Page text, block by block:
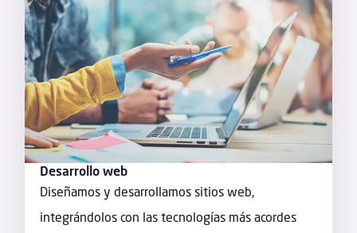
Desarrollo web
Diseñamos y desarrollamos sitios web,
integrándolos con las tecnologías más acordes